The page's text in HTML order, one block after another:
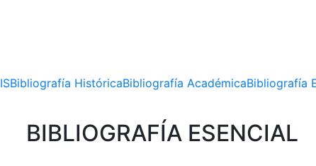
Bibliografía HistóricaBibliografía AcadémicaBibliografía
BIBLIOGRAFÍA ESENCIAL